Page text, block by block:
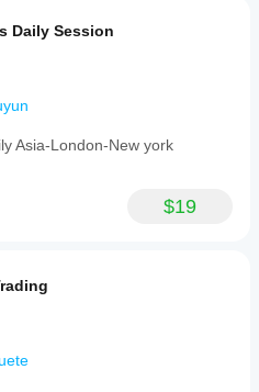
Daily Session
Asia-London-New york
$19